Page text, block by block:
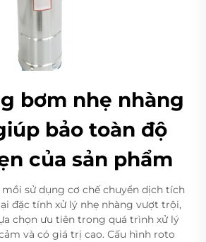
bơm nhẹ nhàng
bảo toàn độ
của sản phẩm
sử dụng cơ chế chuyển dịch tích
đặc tính xử lý nhẹ nhàng vượt trội,
chọn ưu tiên trong quá trình xử lý
và có giá trị cao. Cấu hình roto